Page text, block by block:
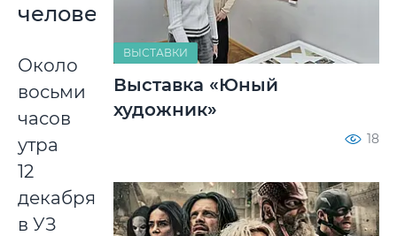
человека
Около
восьми
часов
утра
12
декабря
в УЗ
ВЫСТАВКИ
Выставка «Юный
художник»
18